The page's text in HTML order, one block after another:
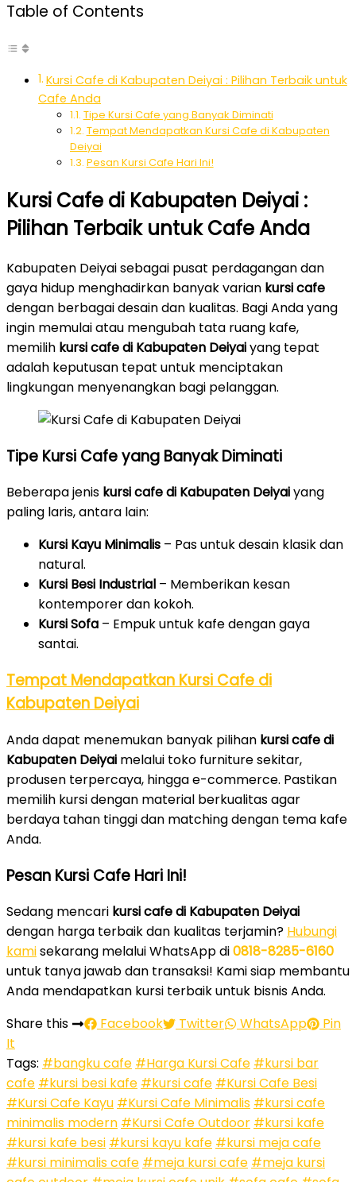
Table of Contents
Kursi Cafe di Kabupaten Deiyai : Pilihan Terbaik untuk
Cafe Anda
Tipe Kursi Cafe yang Banyak Diminati
Tempat Mendapatkan Kursi Cafe di Kabupaten
Deiyai
Pesan Kursi Cafe Hari Ini!
Kursi Cafe di Kabupaten Deiyai :
Pilihan Terbaik untuk Cafe Anda
Kabupaten Deiyai sebagai pusat perdagangan dan
gaya hidup menghadirkan banyak varian kursi cafe
dengan berbagai desain dan kualitas. Bagi Anda yang
ingin memulai atau mengubah tata ruang kafe,
memilih kursi cafe di Kabupaten Deiyaiyang tepat
adalah keputusan tepat untuk menciptakan
lingkungan menyenangkan bagi pelanggan.
Tipe Kursi Cafe yang Banyak Diminati
Beberapa jenis kursi cafe di Kabupaten Deiyaiyang
paling laris, antara lain:
Kursi Kayu Minimalis – Pas untuk desain klasik dan
natural.
Kursi Besi Industrial – Memberikan kesan
kontemporer dan kokoh.
Kursi Sofa – Empuk untuk kafe dengan gaya
santai.
Tempat Mendapatkan Kursi Cafe di
Kabupaten Deiyai
Anda dapat menemukan banyak pilihan kursi cafe di
Kabupaten Deiyai melalui toko furniture sekitar,
produsen terpercaya, hingga e-commerce. Pastikan
memilih kursi dengan material berkualitas agar
berdaya tahan tinggi dan matching dengan tema kafe
Anda.
Pesan Kursi Cafe Hari Ini!
Sedang mencari kursi cafe di Kabupaten Deiyai
dengan harga terbaik dan kualitas terjamin? Hubungi
kamisekarang melalui WhatsApp di0818-8285-6160
untuk tanya jawab dan transaksi! Kami siap membantu
Anda mendapatkan kursi terbaik untuk bisnis Anda.
Share this
Facebook Twitter WhatsApp
Pin
It
Tags: #bangku cafe #Harga Kursi Cafe #kursi bar
cafe #kursi besi kafe #kursi cafe #Kursi Cafe Besi
#Kursi Cafe Kayu #Kursi Cafe Minimalis #kursi cafe
minimalis modern #Kursi Cafe Outdoor #kursi kafe
#kursi kafe besi #kursi kayu kafe #kursi meja cafe
#kursi minimalis cafe #meja kursi cafe #meja kursi